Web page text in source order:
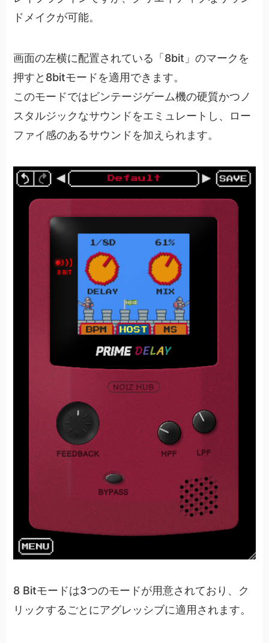
ドメイクが可能。
画面の左横に配置されている「8bit」のマークを
押すと8bitモードを適用できます。
このモードではビンテージゲーム機の硬質かつノ
スタルジックなサウンドをエミュレートし、ロー
ファイ感のあるサウンドを加えられます。
8 Bitモードは3つのモードが用意されており、ク
リックするごとにアグレッシブに適用されます。